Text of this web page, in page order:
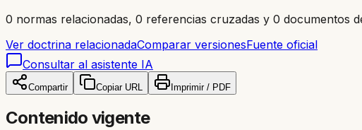
0 normas relacionadas, 0 referencias cruzadas y 0 documentos
Ver doctrina relacionadaComparar versionesFuente oficial
Consultar al asistente IA
Compartir Copiar URL Imprimir / PDF
Contenido vigente